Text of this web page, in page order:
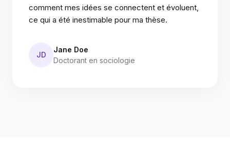
comment mes idées se connectent et évoluent,
ce qui a été inestimable pour ma thèse.
JD
Jane Doe
Doctorant en sociologie